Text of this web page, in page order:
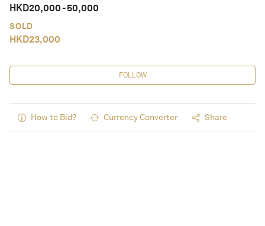
HKD20,000-50,000
SOLD
HKD23,000
FOLLOW
How to Bid? Currency Converter Share